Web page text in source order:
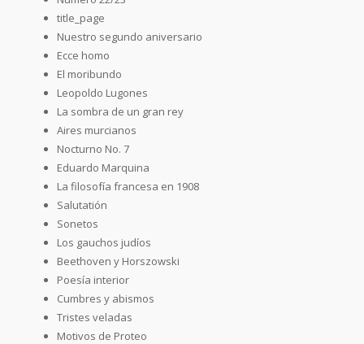
title_page
Nuestro segundo aniversario
Ecce homo
El moribundo
Leopoldo Lugones
La sombra de un gran rey
Aires murcianos
Nocturno No. 7
Eduardo Marquina
La filosofía francesa en 1908
Salutatión
Sonetos
Los gauchos judíos
Beethoven y Horszowski
Poesía interior
Cumbres y abismos
Tristes veladas
Motivos de Proteo